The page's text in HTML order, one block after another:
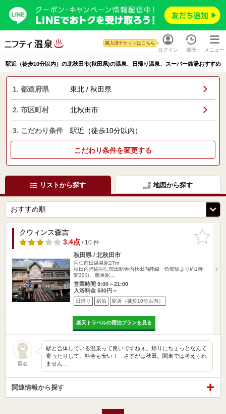
ログイン
購入済チケットはこちら
履歴 メニュー
駅近（徒歩10分以内）の北秋田市(秋田県)の温泉、日帰り温泉、スーパー銭湯おすすめ
1. 都道府県 東北 / 秋田県
2. 市区町村 北秋田市
3. こだわり条件 駅近（徒歩10分以内）
こだわり条件を変更する
リストから探す 地図から探す
お気に入
りに追加
クウィンス森吉
3.4点/ 10 件
秋田県 / 北秋田市
阿仁前田温泉駅27m
秋田内陸線阿仁前田駅舎内秋田内陸線・角館駅より約1時
間30分、鷹巣駅…
営業時間 9:00～21:00
入浴料金 500円～
日帰り 宿泊 駅近（徒歩10分以内）
楽天トラベルの宿泊プランを見る
匿名
駅と合体している温泉って良いですねぇ。帰りにちょっとなんて
寄ったりして。料金も安い！ さすがは秋田。関東では考えられ
ません…
関連情報から探す